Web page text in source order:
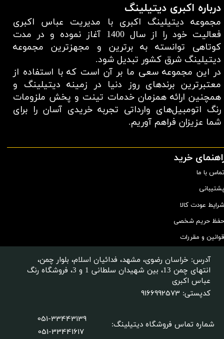
درباره اکبری دیتیلینگ
مجموعه دیتیلینگ اکبری با مدیریت عباس اکبری
فعالیت خود را از سال 1400 آغاز نموده و در مدت
کوتاهی توانسته به برترین و مجهزترین مجموعه
دیتیلینگ شرق کشور تبدیل شود.
در این مجموعه سعی ما بر آن است که با استفاده از
معتبر‌ترین برند‌های روز دنیا در زمینه دیتیلینگ و
همچنین ارائه همزمان خدمات تینت و پخش ملزومات
رنگ اتومبیل‌های وارداتی تجربه خریدی آسان را برای
شما عزیزان فراهم آوریم.​​​​​​​
خرید
تماس با ما
پشتیبانی
شرایط عودت کالا
حفظ حریم شخصی
قوانین و مقررات
شماره تماس فروشگاه دیتیلینگ:
051-33443139
051-33441617
آدرس: خراسان رضوی، مشهد، فدائیان اسلام، بلوار چمن،
انتهای چمن 13، بین شهیدان سلطانی 1 و 3، فروشگاه رنگ
عباس اکبری
کدپستی: 9166992573